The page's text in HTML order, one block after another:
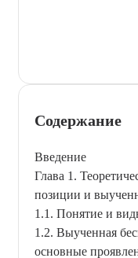
Содержание
Введение
Глава 1.
позиции и
1.1. Понятие и
1.2. Выученная
основные